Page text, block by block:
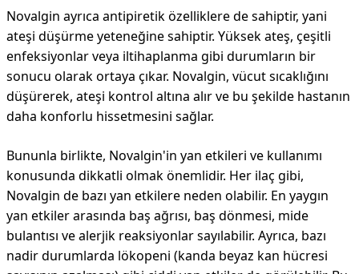
Novalgin ayrıca antipiretik özelliklere de sahiptir, yani
ateşi düşürme yeteneğine sahiptir. Yüksek ateş, çeşitli
enfeksiyonlar veya iltihaplanma gibi durumların bir
sonucu olarak ortaya çıkar. Novalgin, vücut sıcaklığını
düşürerek, ateşi kontrol altına alır ve bu şekilde hastanın
daha konforlu hissetmesini sağlar.
Bununla birlikte, Novalgin'in yan etkileri ve kullanımı
konusunda dikkatli olmak önemlidir. Her ilaç gibi,
Novalgin de bazı yan etkilere neden olabilir. En yaygın
yan etkiler arasında baş ağrısı, baş dönmesi, mide
bulantısı ve alerjik reaksiyonlar sayılabilir. Ayrıca, bazı
nadir durumlarda lökopeni (kanda beyaz kan hücresi